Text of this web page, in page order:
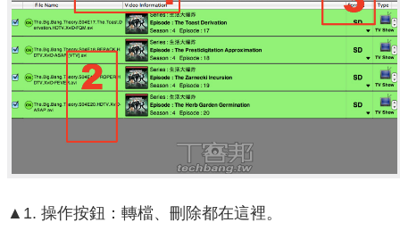
▲1. 操作按鈕：轉檔、刪除都在這裡。